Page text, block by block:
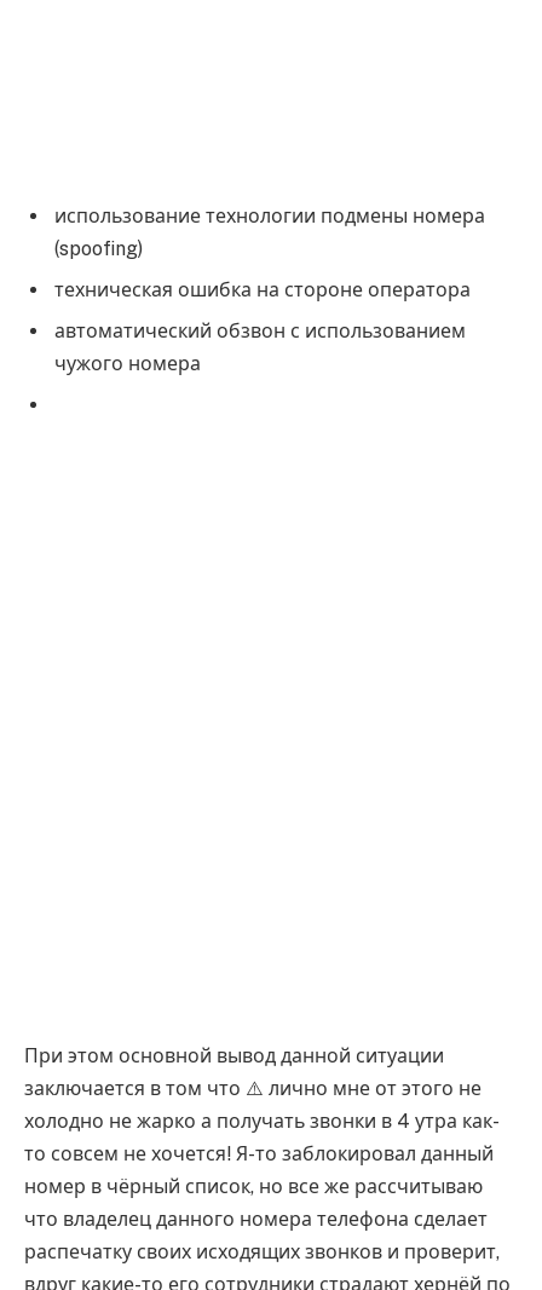
использование технологии подмены номера
(spoofing)
техническая ошибка на стороне оператора
автоматический обзвон с использованием
чужого номера
При этом основной вывод данной ситуации
заключается в том что ⚠️ лично мне от этого не
холодно не жарко а получать звонки в 4 утра как-
то совсем не хочется! Я-то заблокировал данный
номер в чёрный список, но все же рассчитываю
что владелец данного номера телефона сделает
распечатку своих исходящих звонков и проверит,
вдруг какие-то его сотрудники страдают хернёй по